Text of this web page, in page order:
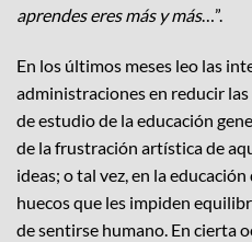
aprendes eres más y más…”.
En los últimos meses leo las
administraciones en reducir
de estudio de la educación
de la frustración artística de
ideas; o tal vez, en la
huecos que les impiden
de sentirse humano. En cierta